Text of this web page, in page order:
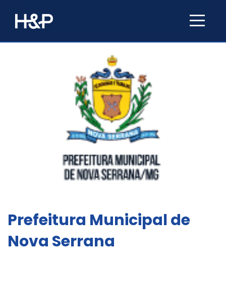
Prefeitura Municipal de
Nova Serrana